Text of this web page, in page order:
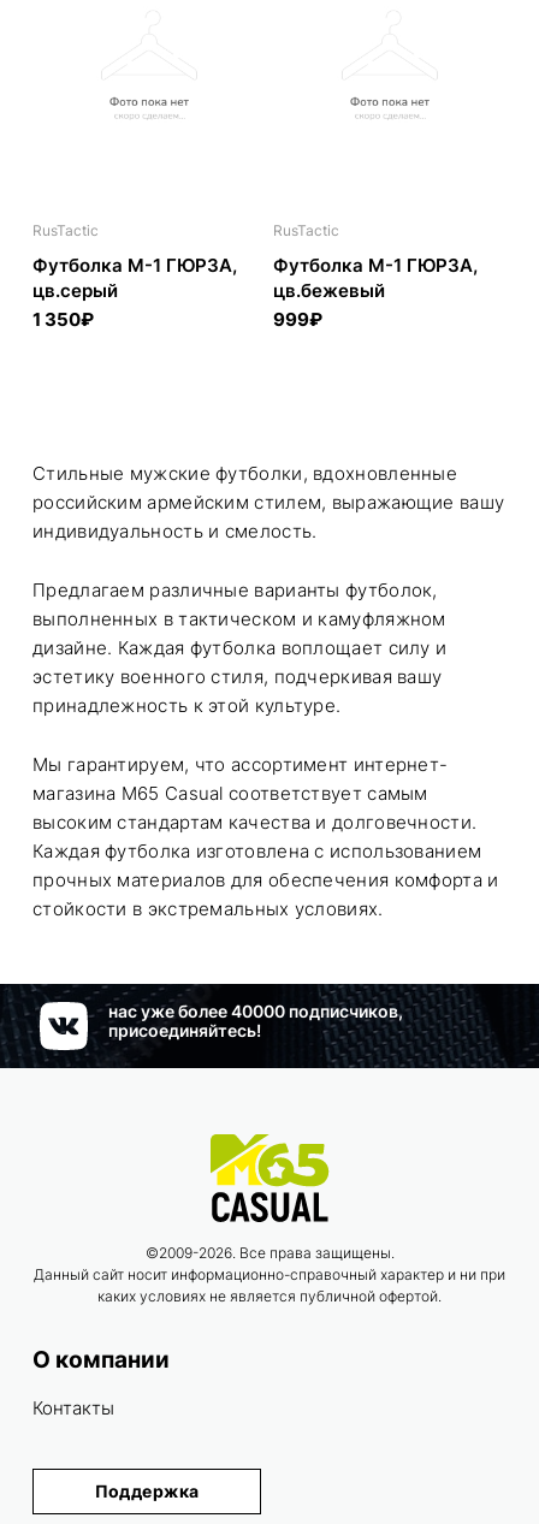
RusTactic
Футболка М-1 ГЮРЗА,
цв.серый
1 350₽
RusTactic
Футболка М-1 ГЮРЗА,
цв.бежевый
999₽
Стильные мужские футболки, вдохновленные
российским армейским стилем, выражающие вашу
индивидуальность и смелость.
Предлагаем различные варианты футболок,
выполненных в тактическом и камуфляжном
дизайне. Каждая футболка воплощает силу и
эстетику военного стиля, подчеркивая вашу
принадлежность к этой культуре.
Мы гарантируем, что ассортимент интернет-
магазина M65 Casual соответствует самым
высоким стандартам качества и долговечности.
Каждая футболка изготовлена с использованием
прочных материалов для обеспечения комфорта и
стойкости в экстремальных условиях.
нас уже более 40000 подписчиков,
присоединяйтесь!
©2009-2026. Все права защищены.
Данный сайт носит информационно-справочный характер и ни при
каких условиях не является публичной офертой.
О компании
Контакты
Поддержка